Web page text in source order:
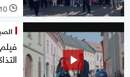
l 10 يوليو 2026